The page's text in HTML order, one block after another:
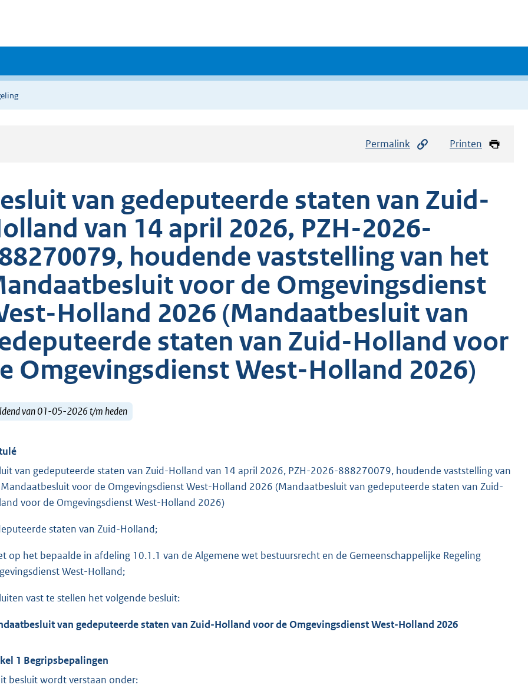
Permalink Printen
van gedeputeerde staten van Zuid-
van 14 april 2026, PZH-2026-
houdende vaststelling van het
voor de Omgevingsdienst
Holland 2026 (Mandaatbesluit van
staten van Zuid-Holland voor
Omgevingsdienst West-Holland 2026)
van 01-05-2026 t/m heden
van gedeputeerde staten van Zuid-Holland van 14 april 2026, PZH-2026-888270079, houdende vaststelling van
voor de Omgevingsdienst West-Holland 2026 (Mandaatbesluit van gedeputeerde staten van Zuid-
voor de Omgevingsdienst West-Holland 2026)
staten van Zuid-Holland;
op het bepaalde in afdeling 10.1.1 van de Algemene wet bestuursrecht en de Gemeenschappelijke Regeling
West-Holland;
vast te stellen het volgende besluit:
van gedeputeerde staten van Zuid-Holland voor de Omgevingsdienst West-Holland 2026
1 Begripsbepalingen
besluit wordt verstaan onder: